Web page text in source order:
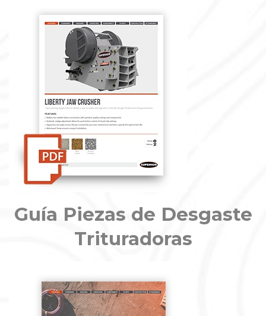
Guía Piezas de Desgaste
Trituradoras